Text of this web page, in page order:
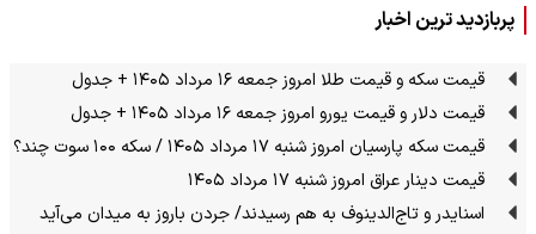
پربازدید ترین اخبار
قیمت سکه و قیمت طلا امروز جمعه ۱۶ مرداد ۱۴۰۵ + جدول
قیمت دلار و قیمت یورو امروز جمعه ۱۶ مرداد ۱۴۰۵ + جدول
قیمت سکه پارسیان امروز شنبه ۱۷ مرداد ۱۴۰۵ / سکه ۱۰۰ سوت چند؟
قیمت دینار عراق امروز شنبه ۱۷ مرداد ۱۴۰۵
اسنایدر و تاج‌الدینوف به هم رسیدند/ جردن باروز به میدان می‌آید